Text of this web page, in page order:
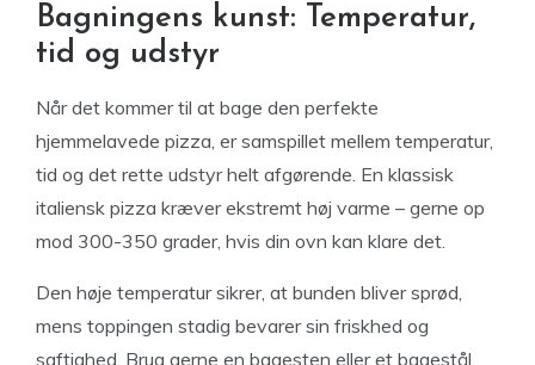
Bagningens kunst: Temperatur,
tid og udstyr
Når det kommer til at bage den perfekte
hjemmelavede pizza, er samspillet mellem temperatur,
tid og det rette udstyr helt afgørende. En klassisk
italiensk pizza kræver ekstremt høj varme – gerne op
mod 300-350 grader, hvis din ovn kan klare det.
Den høje temperatur sikrer, at bunden bliver sprød,
mens toppingen stadig bevarer sin friskhed og
saftighed. Brug gerne en bagesten eller et bagestål,